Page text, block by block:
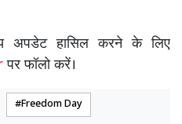
हासिल करने के लिए
पर फॉलो करें।
Freedom Day